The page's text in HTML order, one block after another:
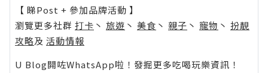
【 睇Post + 參加品牌活動 】
瀏覽更多社群 打卡 丶 旅遊 丶 美食 丶 親子 丶 寵物 丶 扮靚
攻略及 活動情報
U Blog開咗WhatsApp啦！發掘更多吃喝玩樂資訊！